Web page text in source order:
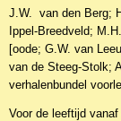
J.W. van den Berg;
Ippel-Breedveld;
[oode; G.W. van
van de Steeg-Stolk;
verhalenbundel
Voor de leeftijd